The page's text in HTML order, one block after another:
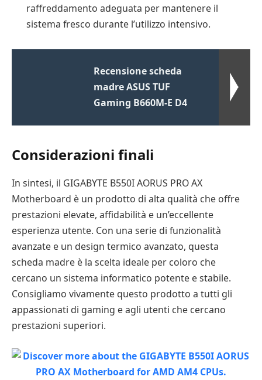
raffreddamento adeguata per mantenere il
sistema fresco durante l’utilizzo intensivo.
Recensione scheda
madre ASUS TUF
Gaming B660M-E D4
Considerazioni finali
In sintesi, il GIGABYTE B550I AORUS PRO AX
Motherboard è un prodotto di alta qualità che offre
prestazioni elevate, affidabilità e un’eccellente
esperienza utente. Con una serie di funzionalità
avanzate e un design termico avanzato, questa
scheda madre è la scelta ideale per coloro che
cercano un sistema informatico potente e stabile.
Consigliamo vivamente questo prodotto a tutti gli
appassionati di gaming e agli utenti che cercano
prestazioni superiori.